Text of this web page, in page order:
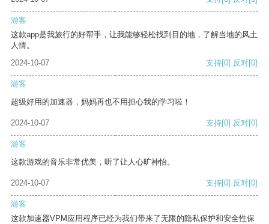
游客
这款app是我旅行的好帮手，让我能够轻松找到目的地，了解当地的风土
人情。
2024-10-07
支持[0] 反对[0]
游客
超级好用的加速器，妈妈再也不用担心我的学习啦！
2024-10-07 支持[0] 反对[0]
游客
这款游戏的音乐非常优美，听了让人心旷神怡。
2024-10-07 支持[0] 反对[0]
游客
这款加速器VPM应用程序已经为我们带来了无限的隐私保护和安全性保